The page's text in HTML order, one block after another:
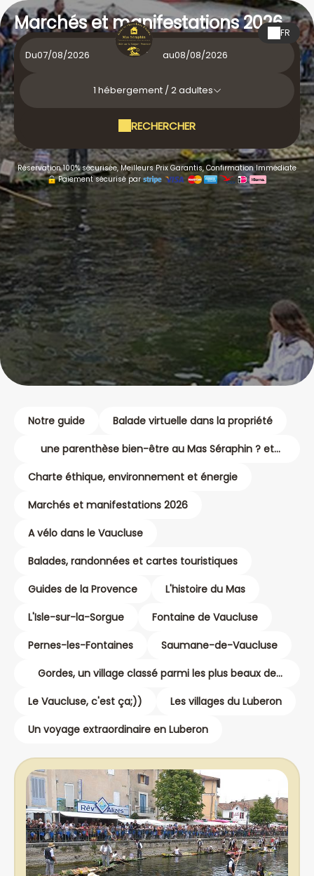
FR
Marchés et manifestations 2026
Du au
1 hébergement /2adultes
RECHERCHER
Réservation 100% sécurisée, Meilleurs Prix Garantis, Confirmation Immédiate
Paiement sécurisé par
Notre guide
Balade virtuelle dans la propriété
une parenthèse bien-être au Mas Séraphin ? et
Charte éthique, environnement et énergie
Marchés et manifestations 2026
A vélo dans le Vaucluse
Balades, randonnées et cartes touristiques
Guides de la Provence
L'histoire du Mas
L'Isle-sur-la-Sorgue
Fontaine de Vaucluse
Pernes-les-Fontaines
Saumane-de-Vaucluse
Gordes, un village classé parmi les plus beaux de
Le Vaucluse, c'est ça;))
Les villages du Luberon
Un voyage extraordinaire en Luberon